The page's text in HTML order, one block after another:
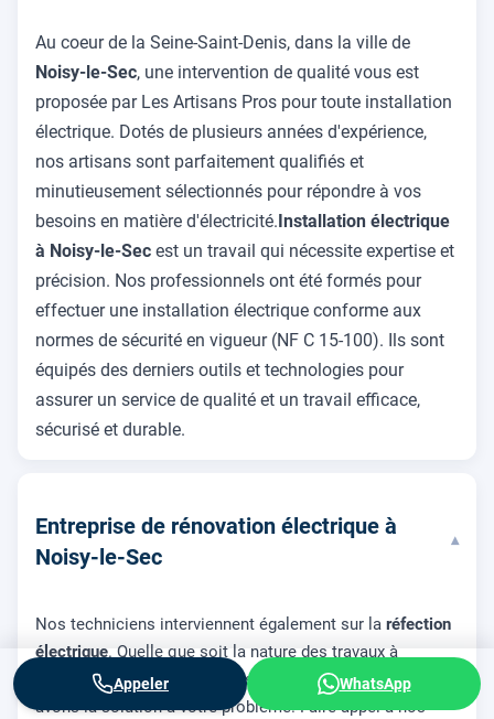
Au coeur de la Seine-Saint-Denis, dans la ville de
Noisy-le-Sec, une intervention de qualité vous est
proposée par Les Artisans Pros pour toute installation
électrique. Dotés de plusieurs années d'expérience,
nos artisans sont parfaitement qualifiés et
minutieusement sélectionnés pour répondre à vos
besoins en matière d'électricité.Installation électrique
à Noisy-le-Sec est un travail qui nécessite expertise et
précision. Nos professionnels ont été formés pour
effectuer une installation électrique conforme aux
normes de sécurité en vigueur (NF C 15-100). Ils sont
équipés des derniers outils et technologies pour
assurer un service de qualité et un travail efficace,
sécurisé et durable.
Entreprise de rénovation électrique à
Noisy-le-Sec
▾
Nos techniciens interviennent également sur la réfection
électrique. Quelle que soit la nature des travaux à
réaliser, que votre logement soit ancien ou récent, nous
avons la solution à votre problème. Faire appel à nos
Appeler WhatsApp